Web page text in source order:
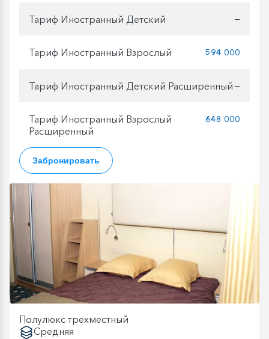
Тариф Иностранный Детский —
Тариф Иностранный Взрослый 594 000
Тариф Иностранный Детский Расширенный —
Тариф Иностранный Взрослый
Расширенный
648 000
Забронировать
Полулюкс трехместный
Средняя